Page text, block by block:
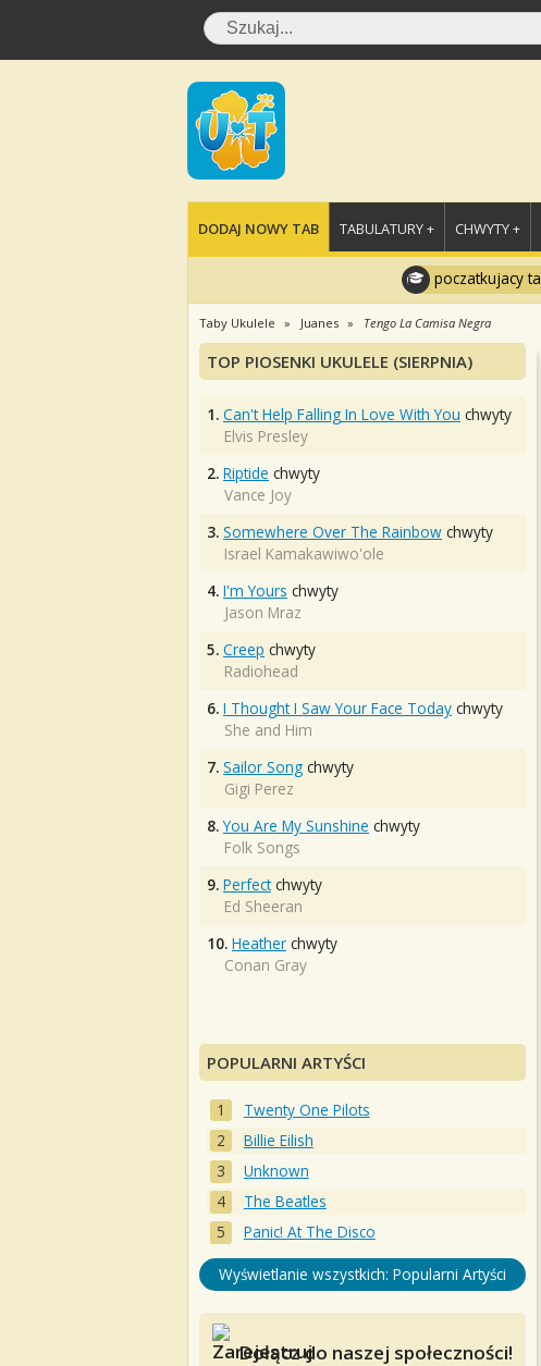
DODAJ NOWY TAB TABULATURY + CHWYTY +
poczatkujacy
Taby Ukulele Juanes Tengo La Camisa Negra
TOP PIOSENKI UKULELE (SIERPNIA)
1. Can't Help Falling In Love With You chwyty
Elvis Presley
2. Riptide chwyty
Vance Joy
3. Somewhere Over The Rainbow chwyty
Israel Kamakawiwo'ole
4. I'm Yours chwyty
Jason Mraz
5. Creep chwyty
Radiohead
6. I Thought I Saw Your Face Today chwyty
She and Him
7. Sailor Song chwyty
Gigi Perez
8. You Are My Sunshine chwyty
Folk Songs
9. Perfectchwyty
Ed Sheeran
10. Heather chwyty
Conan Gray
POPULARNI ARTYŚCI
Twenty One Pilots
Billie Eilish
Unknown
The Beatles
Panic! At The Disco
Wyświetlanie wszystkich: Popularni Artyści
Dołącz do naszej społeczności!